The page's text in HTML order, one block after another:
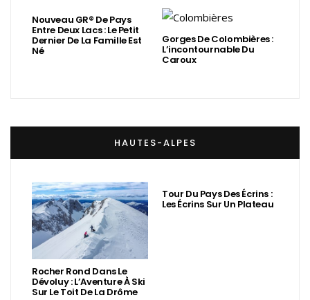
Nouveau GR® De Pays
Entre Deux Lacs : Le Petit
Dernier De La Famille Est
Né
Gorges De Colombières :
L’incontournable Du
Caroux
HAUTES-ALPES
Rocher Rond Dans Le
Dévoluy : L’Aventure À Ski
Sur Le Toit De La Drôme
Tour Du Pays Des Écrins :
Les Écrins Sur Un Plateau